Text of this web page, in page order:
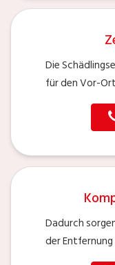
Die
für den Vor-
Dadurch
der